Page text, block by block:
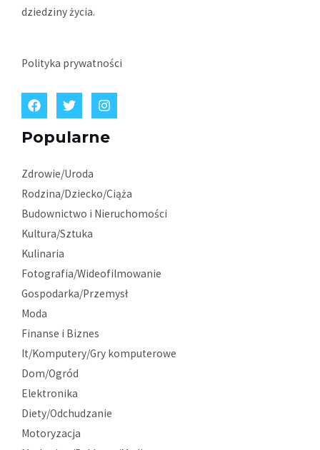
dziedziny życia.
Polityka prywatności
Popularne
Zdrowie/Uroda
Rodzina/Dziecko/Ciąża
Budownictwo i Nieruchomości
Kultura/Sztuka
Kulinaria
Fotografia/Wideofilmowanie
Gospodarka/Przemysł
Moda
Finanse i Biznes
It/Komputery/Gry komputerowe
Dom/Ogród
Elektronika
Diety/Odchudzanie
Motoryzacja